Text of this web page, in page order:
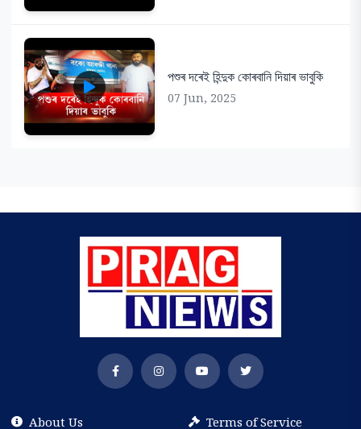
পশুৰ দৰেই হিন্দুক কোৰবানি দিয়াৰ ভাবুকি
07 Jun, 2025
About Us
Terms of Service